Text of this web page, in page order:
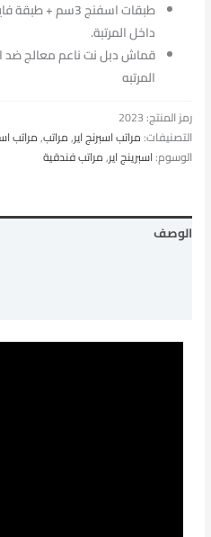
داخل المرتبة.
قماش دبل نت ناعم معالج ضد
المرتبه
رمز المنتج:2023
التصنيفات:مراتب اسبرنج اير,مراتب,مراتب
الوسوم:اسبرينج اير,مراتب فندقية
الوصف